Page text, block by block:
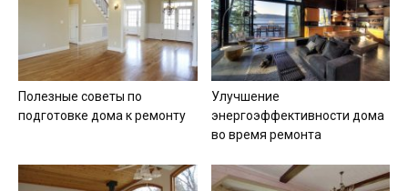
Полезные советы по
подготовке дома к ремонту
Улучшение
энергоэффективности дома
во время ремонта